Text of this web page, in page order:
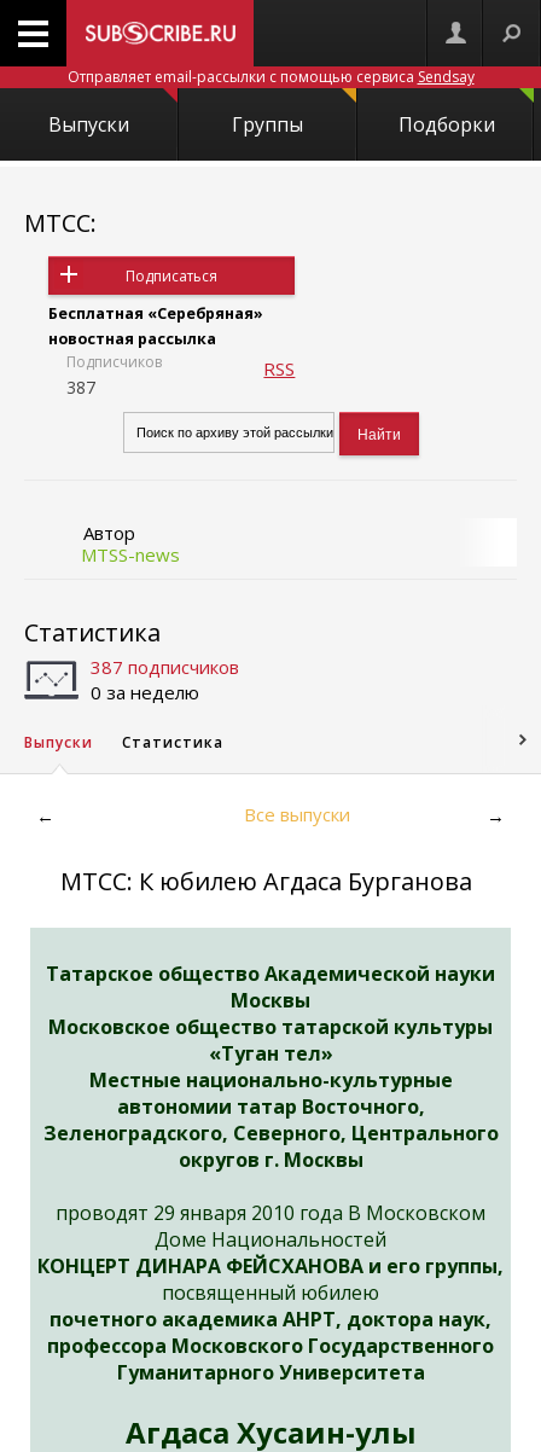
Отправляет email-рассылки с помощью сервиса Sendsay
Выпуски Группы Подборки
МТСС:
Подписаться
Бесплатная «Серебряная»
новостная рассылка
Подписчиков
387
RSS
Автор
MTSS-news
Статистика
387 подписчиков
0 за неделю
Выпуски Статистика
← Все выпуски →
МТСС: К юбилею Агдаса Бурганова
Татарское общество Академической науки
Москвы
Московское общество татарской культуры
«Туган тел»
Местные национально-культурные
автономии татар Восточного,
Зеленоградского, Северного, Центрального
округов г. Москвы
проводят 29 января 2010 года В Московском
Доме Национальностей
КОНЦЕРТ ДИНАРА ФЕЙСХАНОВА и его группы,
посвященный юбилею
почетного академика АНРТ, доктора наук,
профессора Московского Государственного
Гуманитарного Университета
Агдаса Хусаин-улы